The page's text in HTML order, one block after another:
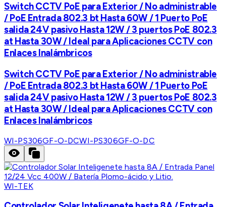
Switch CCTV PoE para Exterior / No administrable
/ PoE Entrada 802.3 bt Hasta 60W / 1 Puerto PoE
salida 24V pasivo Hasta 12W / 3 puertos PoE 802.3
at Hasta 30W / Ideal para Aplicaciones CCTV con
Enlaces Inalámbricos
Switch CCTV PoE para Exterior / No administrable
/ PoE Entrada 802.3 bt Hasta 60W / 1 Puerto PoE
salida 24V pasivo Hasta 12W / 3 puertos PoE 802.3
at Hasta 30W / Ideal para Aplicaciones CCTV con
Enlaces Inalámbricos
WI-PS306GF-O-DCWI-PS306GF-O-DC
WI-TEK